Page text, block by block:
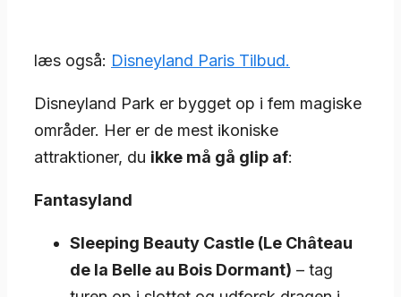
læs også: Disneyland Paris Tilbud.
Disneyland Park er bygget op i fem magiske
områder. Her er de mest ikoniske
attraktioner, du ikke må gå glip af:
Fantasyland
Sleeping Beauty Castle (Le Château
de la Belle au Bois Dormant) – tag